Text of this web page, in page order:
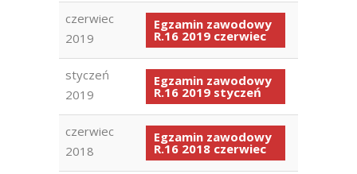
czerwiec
2019
Egzamin zawodowy
R.16 2019 czerwiec
styczeń
2019
Egzamin zawodowy
R.16 2019 styczeń
czerwiec
2018
Egzamin zawodowy
R.16 2018 czerwiec